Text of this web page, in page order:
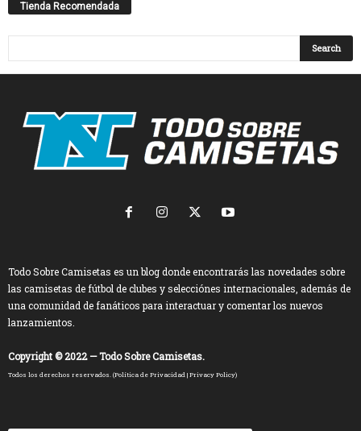
Tienda Recomendada
Todo Sobre Camisetas es un blog donde encontrarás las novedades sobre
las camisetas de fútbol de clubes y selecciónes internacionales, además de
una comunidad de fanáticos para interactuar y comentar los nuevos
lanzamientos.
Copyright © 2022 — Todo Sobre Camisetas.
Todos los derechos reservados. (Política de Privacidad | Privacy Policy)